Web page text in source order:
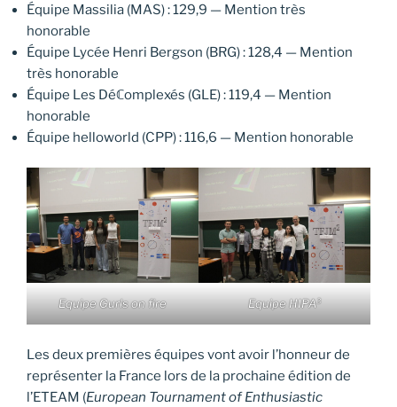
Équipe Massilia (MAS) : 129,9 — Mention très
honorable
Équipe Lycée Henri Bergson (BRG) : 128,4 — Mention
très honorable
Équipe Les Déℂomplexés (GLE) : 119,4 — Mention
honorable
Équipe helloworld (CPP) : 116,6 — Mention honorable
Equipe Gurls on fire Equipe HIPA³
Les deux premières équipes vont avoir l’honneur de
représenter la France lors de la prochaine édition de
l’ETEAM (European Tournament of Enthusiastic